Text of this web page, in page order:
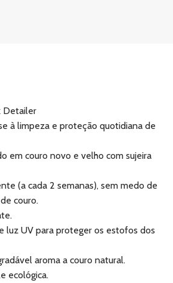
Detailer
à limpeza e proteção quotidiana de
em couro novo e velho com sujeira
(a cada 2 semanas), sem medo de
couro.
luz UV para proteger os estofos dos
aroma a couro natural.
ecológica.